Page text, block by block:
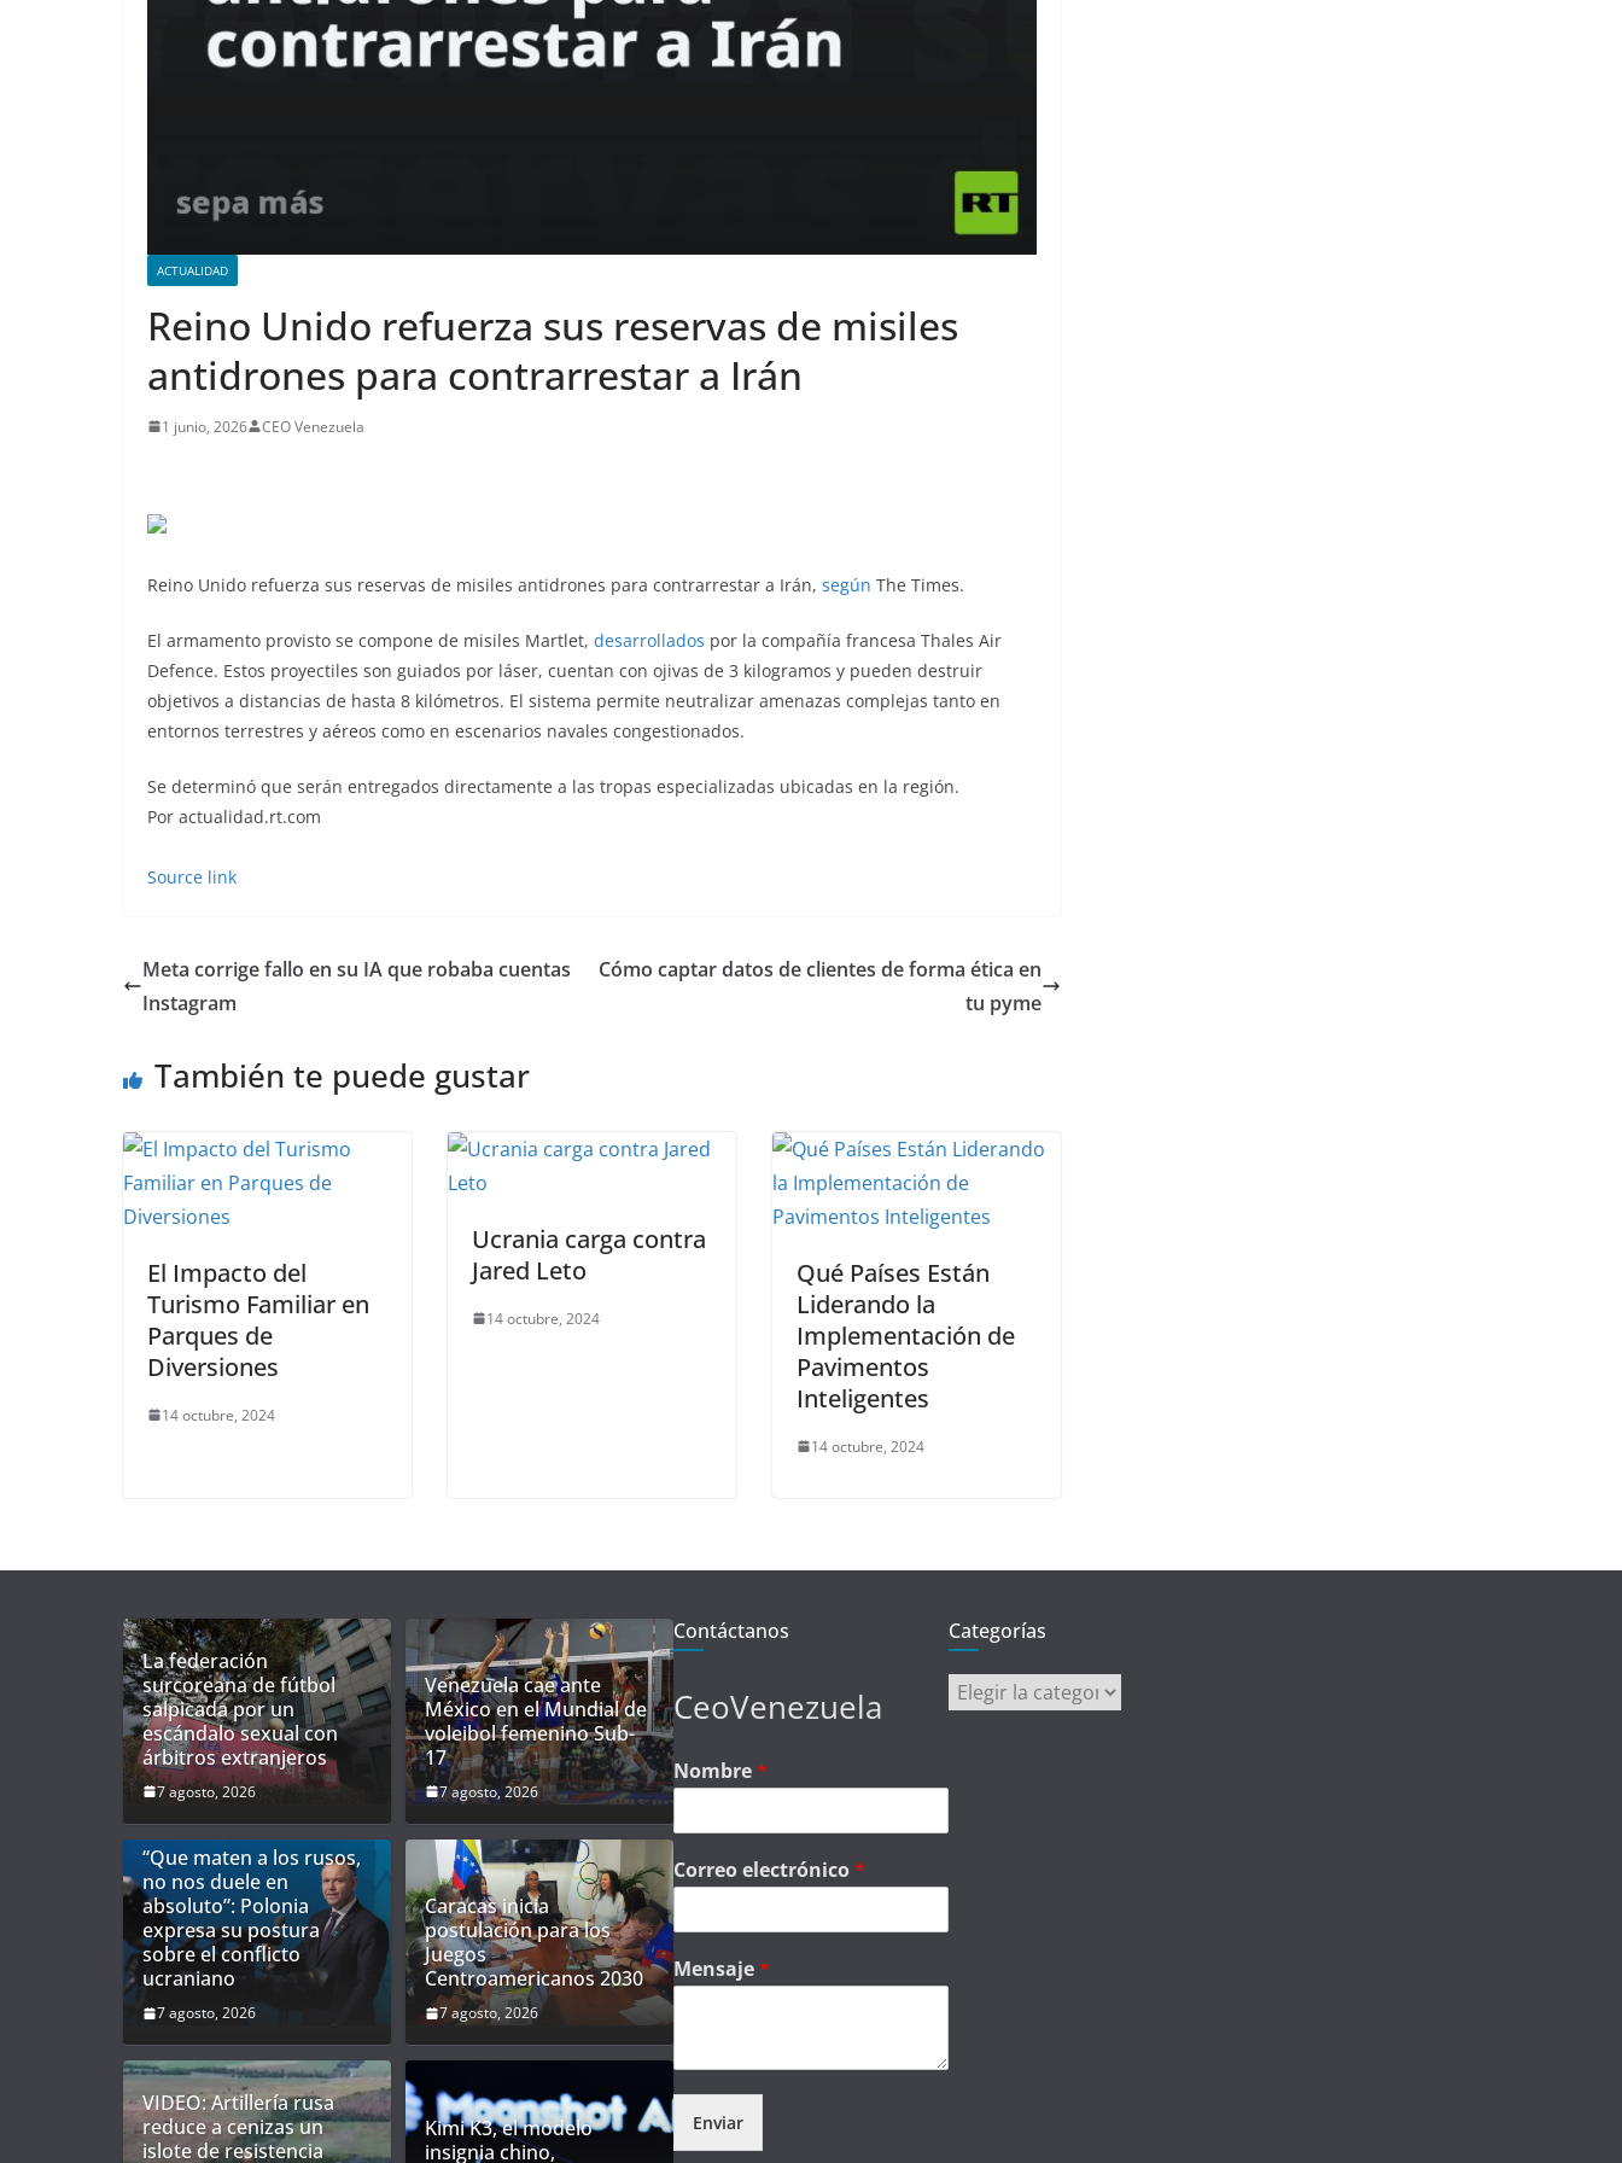
ACTUALIDAD
Reino Unido refuerza sus reservas de misiles
antidrones para contrarrestar a Irán
1 junio, 2026 CEO Venezuela
Reino Unido refuerza sus reservas de misiles antidrones para contrarrestar a Irán, según The Times.
El armamento provisto se compone de misiles Martlet, desarrollados por la compañía francesa Thales Air
Defence. Estos proyectiles son guiados por láser, cuentan con ojivas de 3 kilogramos y pueden destruir
objetivos a distancias de hasta 8 kilómetros. El sistema permite neutralizar amenazas complejas tanto en
entornos terrestres y aéreos como en escenarios navales congestionados.
Se determinó que serán entregados directamente a las tropas especializadas ubicadas en la región.
Por actualidad.rt.com
Source link
Meta corrige fallo en su IA que robaba cuentas
Instagram
Cómo captar datos de clientes de forma ética en
tu pyme
También te puede gustar
El Impacto del
Turismo Familiar en
Parques de
Diversiones
14 octubre, 2024
Ucrania carga contra
Jared Leto
14 octubre, 2024
Qué Países Están
Liderando la
Implementación de
Pavimentos
Inteligentes
14 octubre, 2024
La federación
surcoreana de fútbol
salpicada por un
escándalo sexual con
árbitros extranjeros
7 agosto, 2026
Venezuela cae ante
México en el Mundial de
voleibol femenino Sub-
17
7 agosto, 2026
“Que maten a los rusos,
no nos duele en
absoluto”: Polonia
expresa su postura
sobre el conflicto
ucraniano
7 agosto, 2026
Caracas inicia
postulación para los
Juegos
Centroamericanos 2030
7 agosto, 2026
VIDEO: Artillería rusa
reduce a cenizas un
islote de resistencia
Kimi K3, el modelo
insignia chino,
Contáctanos
CeoVenezuela
Nombre*
Correo electrónico*
Mensaje*
Enviar
Categorías
Categorías